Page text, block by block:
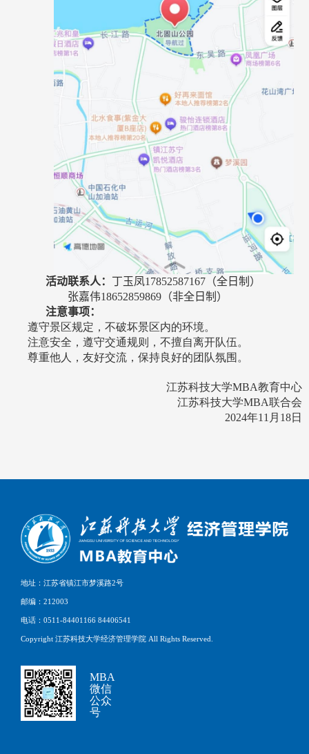
活动联系人： 丁玉凤17852587167（全日制）
张嘉伟18652859869（非全日制）
注意事项：
遵守景区规定，不破坏景区内的环境。
注意安全，遵守交通规则，不擅自离开队伍。
尊重他人，友好交流，保持良好的团队氛围。
江苏科技大学MBA教育中心
江苏科技大学MBA联合会
2024年11 月 18日
地址：江苏省镇江市梦溪路2号
邮编：212003
电话：0511-84401166 84406541
Copyright 江苏科技大学经济管理学院 All Rights Reserved.
MBA
微信
公众
号